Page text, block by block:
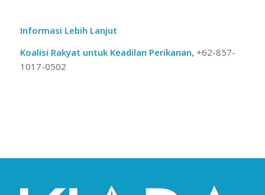
Informasi Lebih Lanjut
Koalisi Rakyat untuk Keadilan Perikanan, +62-857-
1017-0502